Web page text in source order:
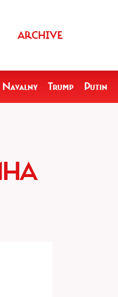
ARCHIVE
Navalny Trump Putin